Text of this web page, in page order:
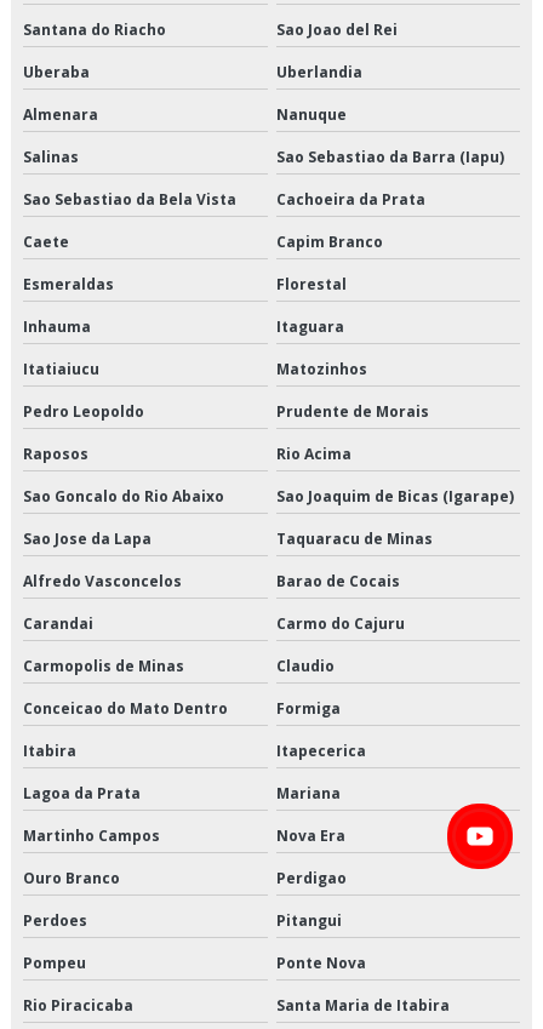
Empresas de logística e armazenagem
Empresas de logística refrigerada
Empresas de transportes fracionados
Empresas que fazem cross docking
Empresas que fazem transporte de mercadorias
Empresas transportadoras de carga fracionada
Entrega de congelados em sp
Entrega de congelados preço
Entrega de congelados valor
Entrega de perecíveis em sp
Entrega de perecíveis são paulo
Entrega de refrigerados preço
Entrega de refrigerados são paulo
Entrega de refrigerados valor
Entregas fracionadas em sp
Entregas fracionadas são paulo
Frete carga fracionada
Logística cross docking
Santana do Riacho Sao Joao del Rei
Uberaba Uberlandia
Almenara Nanuque
Salinas Sao Sebastiao da Barra (Iapu)
Sao Sebastiao da Bela Vista Cachoeira da Prata
Caete Capim Branco
Esmeraldas Florestal
Inhauma Itaguara
Itatiaiucu Matozinhos
Pedro Leopoldo Prudente de Morais
Raposos Rio Acima
Sao Goncalo do Rio Abaixo Sao Joaquim de Bicas (Igarape)
Sao Jose da Lapa Taquaracu de Minas
Alfredo Vasconcelos Barao de Cocais
Carandai Carmo do Cajuru
Carmopolis de Minas Claudio
Conceicao do Mato Dentro Formiga
Itabira Itapecerica
Lagoa da Prata Mariana
Martinho Campos Nova Era
Ouro Branco Perdigao
Perdoes Pitangui
Pompeu Ponte Nova
Rio Piracicaba Santa Maria de Itabira